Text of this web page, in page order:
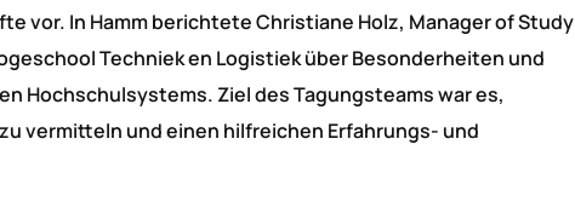
vor. In Hamm berichtete Christiane Holz, Manager of Study
Techniek en Logistiek über Besonderheiten und
Hochschulsystems. Ziel des Tagungsteams war es,
vermitteln und einen hilfreichen Erfahrungs- und